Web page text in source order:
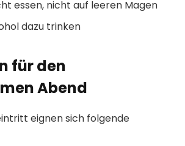
essen, nicht auf leeren Magen
dazu trinken
für den
Abend
eignen sich folgende